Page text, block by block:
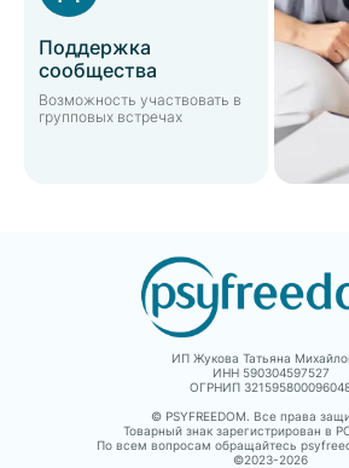
Поддержка
сообщества
Возможность участвовать в
групповых встречах
ИП Жукова Татьяна
ИНН 590304597527
ОГРНИП
© PSYFREEDOM. Все права
Товарный знак зарегистрирован в
По всем вопросам обращайтесь
©2023-2026